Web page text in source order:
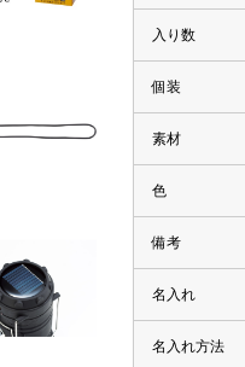
入り数
個装
素材
色
備考
名入れ
名入れ方法